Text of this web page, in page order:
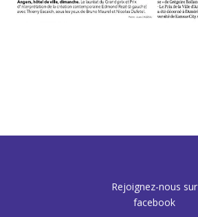
Rejoignez-nous sur
facebook